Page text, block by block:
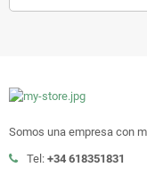
Somos una empresa con
Tel: +34 618351831